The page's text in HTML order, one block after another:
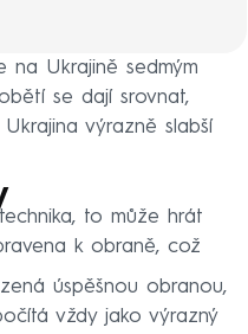
na Ukrajině sedmým
se dají srovnat,
výrazně slabší
to může hrát
k obraně, což
úspěšnou obranou,
vždy jako výrazný